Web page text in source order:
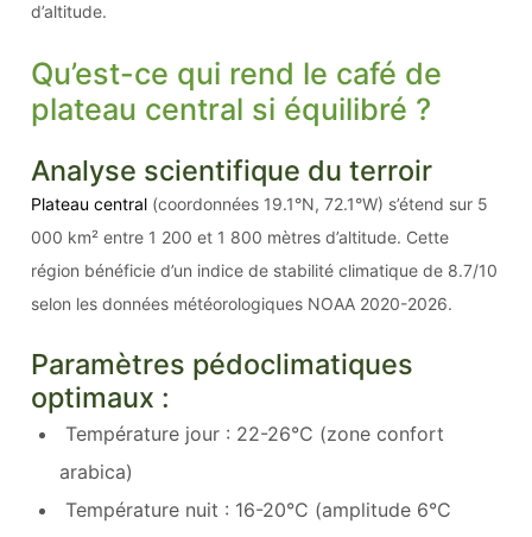
d’altitude.
Qu’est-ce qui rend le café de
plateau central si équilibré ?
Analyse scientifique du terroir
Plateau central (coordonnées 19.1°N, 72.1°W) s’étend sur 5
000 km² entre 1 200 et 1 800 mètres d’altitude. Cette
région bénéficie d’un indice de stabilité climatique de 8.7/10
selon les données météorologiques NOAA 2020-2026.
Paramètres pédoclimatiques
optimaux :
Température jour : 22-26°C (zone confort
arabica)
Température nuit : 16-20°C (amplitude 6°C